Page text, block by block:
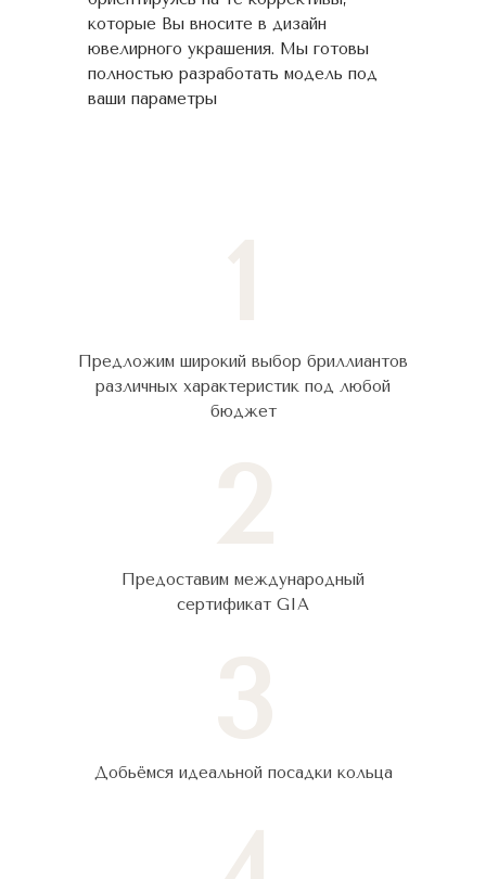
которые Вы вносите в дизайн
ювелирного украшения. Мы готовы
полностью разработать модель под
ваши параметры
Предложим широкий выбор бриллиантов
различных характеристик под любой
бюджет
Предоставим международный
сертификат GIA
Добьёмся идеальной посадки кольца